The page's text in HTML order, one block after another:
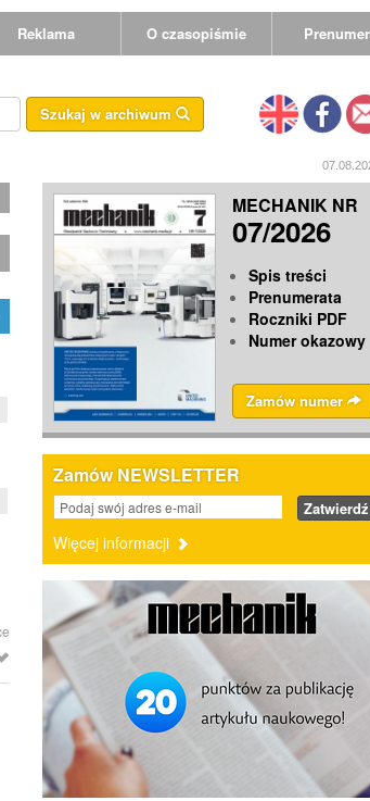
Reklama O czasopiśmie
Szukaj w archiwum
MECHANIK NR
07/2026
Spis treści
Prenumerata
Roczniki PDF
Numer okazowy
Zamów numer
Zamów NEWSLETTER
Zatwierdź
Więcej informacji